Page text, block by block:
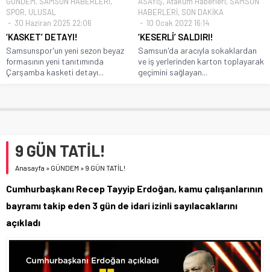
SPOR, ULUSAL
30 Haziran 2025 22:06
‘KASKET’ DETAYI!
Samsunspor'un yeni sezon beyaz
formasının yeni tanıtımında
Çarşamba kasketi detayı...
HABERLERİ, SON DAKİKA
10 Ocak 2022 16:14
‘KESERLİ’ SALDIRI!
Samsun'da aracıyla sokaklardan
ve iş yerlerinden karton toplayarak
geçimini sağlayan...
9 GÜN TATİL!
Anasayfa » GÜNDEM » 9 GÜN TATİL!
Cumhurbaşkanı Recep Tayyip Erdoğan, kamu çalışanlarının
bayramı takip eden 3 gün de idari izinli sayılacaklarını
açıkladı